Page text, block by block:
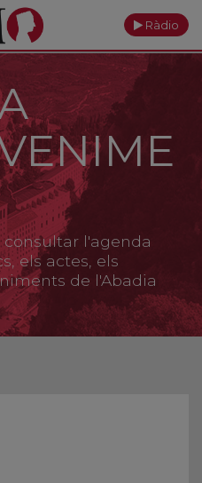
Ràdio
l'agenda
els actes, els
de l'Abadia